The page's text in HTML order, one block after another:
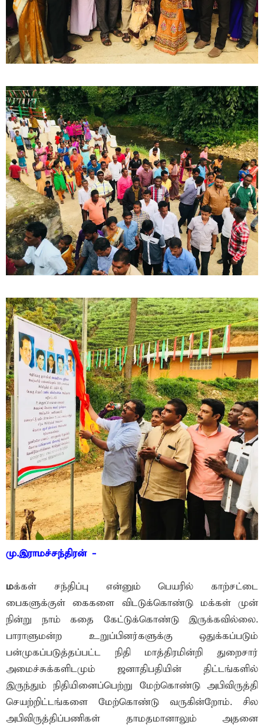
மு.இராமச்சந்திரன் -
மக்கள் சந்திப்பு என்னும் பெயரில் காற்சட்டை
பைகளுக்குள் கைகளை விடடுக்கொண்டு மக்கள் முன்
நின்று நாம் கதை கேட்டுக்கொண்டு இருக்கவில்லை.
பாராளுமன்ற உறுப்பினர்களுக்கு ஒதுக்கப்படும்
பன்முகப்படுத்தப்பட்ட நிதி மாத்திரமின்றி துறைசார்
அமைச்சுக்களிடமும் ஜனாதிபதியின் திட்டங்களில்
இருந்தும் நிதியினைப்பெற்று மேற்கொண்டு அபிவிருத்தி
செயற்றிட்டங்களை மேற்கொண்டு வருகின்றோம். சில
அபிவிருத்திப்பணிகள் தாமதமானாலும் அதனை